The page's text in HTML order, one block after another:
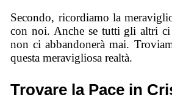
Secondo, ricordiamo la
con noi. Anche se tutti gli altri ci
non ci abbandonerà mai.
questa meravigliosa realtà.
Trovare la Pace in